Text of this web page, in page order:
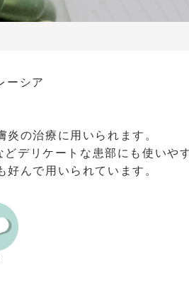
ーシア
の治療に用いられます。
デリケートな患部にも使いや
んで用いられています。